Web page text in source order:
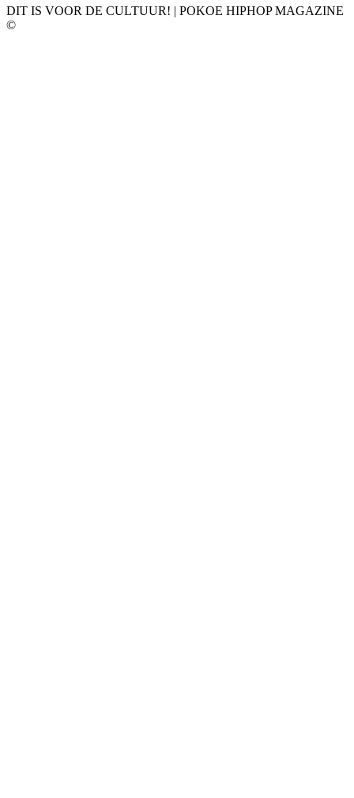
𝗣𝗢𝗞𝗢𝗘 𝗛𝗜𝗣𝗛𝗢𝗣 𝗠𝗔𝗚𝗔𝗭𝗜𝗡𝗘
DIT IS VOOR DE CULTUUR! | POKOE HIPHOP MAGAZINE
©